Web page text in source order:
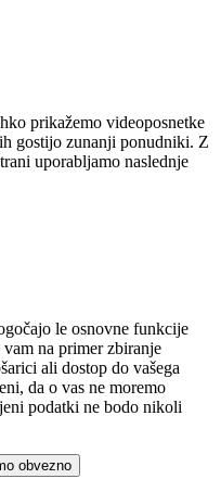
prikažemo videoposnetke
gostijo zunanji ponudniki. Z
uporabljamo naslednje
le osnovne funkcije
na primer zbiranje
ali dostop do vašega
da o vas ne moremo
podatki ne bodo nikoli
obvezno